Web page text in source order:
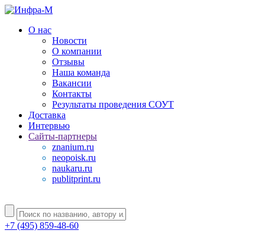
О нас
Новости
О компании
Отзывы
Наша команда
Вакансии
Контакты
Результаты проведения СОУТ
Доставка
Интервью
Сайты-партнеры
znanium.ru
neopoisk.ru
naukaru.ru
publitprint.ru
+7 (495) 859-48-60